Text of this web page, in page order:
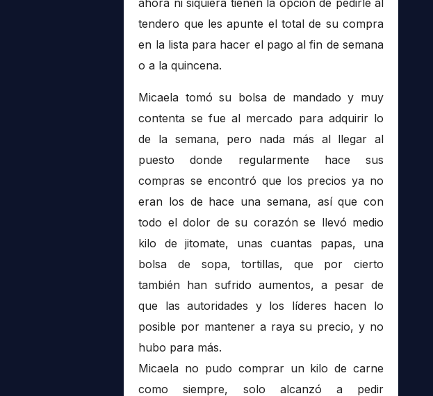
tendero que les apunte el total de su compra
en la lista para hacer el pago al fin de semana
o a la quincena.
Micaela tomó su bolsa de mandado y muy
contenta se fue al mercado para adquirir lo
de la semana, pero nada más al llegar al
puesto donde regularmente hace sus
compras se encontró que los precios ya no
eran los de hace una semana, así que con
todo el dolor de su corazón se llevó medio
kilo de jitomate, unas cuantas papas, una
bolsa de sopa, tortillas, que por cierto
también han sufrido aumentos, a pesar de
que las autoridades y los líderes hacen lo
posible por mantener a raya su precio, y no
hubo para más.
Micaela no pudo comprar un kilo de carne
como siempre, solo alcanzó a pedir